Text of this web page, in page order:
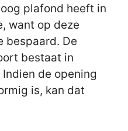
plafond heeft in
want op deze
bespaard. De
bestaat in
de opening
is, kan dat